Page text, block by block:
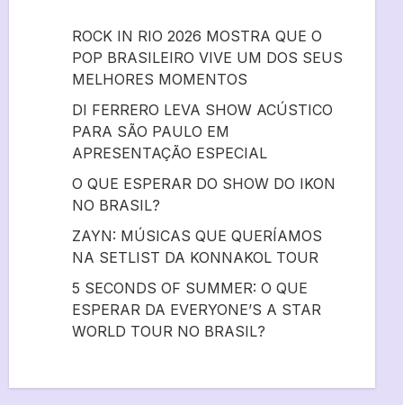
ROCK IN RIO 2026 MOSTRA QUE O
POP BRASILEIRO VIVE UM DOS SEUS
MELHORES MOMENTOS
DI FERRERO LEVA SHOW ACÚSTICO
PARA SÃO PAULO EM
APRESENTAÇÃO ESPECIAL
O QUE ESPERAR DO SHOW DO IKON
NO BRASIL?
ZAYN: MÚSICAS QUE QUERÍAMOS
NA SETLIST DA KONNAKOL TOUR
5 SECONDS OF SUMMER: O QUE
ESPERAR DA EVERYONE’S A STAR
WORLD TOUR NO BRASIL?